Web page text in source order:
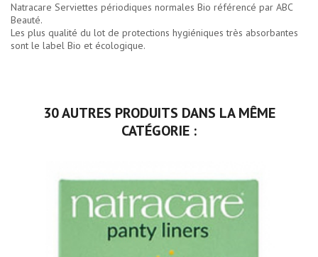
Natracare Serviettes périodiques normales Bio référencé par ABC
Beauté.
Les plus qualité du lot de protections hygiéniques très absorbantes
sont le label Bio et écologique.
30 AUTRES PRODUITS DANS LA MÊME
CATÉGORIE :